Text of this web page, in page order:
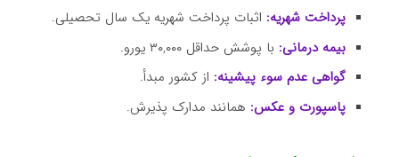
پرداخت شهریه: اثبات پرداخت شهریه یک سال تحصیلی.
بیمه درمانی: با پوشش حداقل ۳۰,۰۰۰ یورو.
گواهی عدم سوء پیشینه: از کشور مبدأ.
پاسپورت و عکس: همانند مدارک پذیرش.